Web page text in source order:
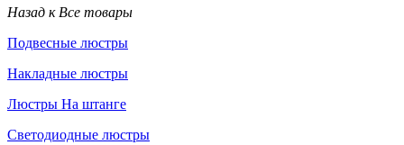
Назад к Все товары
Подвесные люстры
Накладные люстры
Люстры На штанге
Светодиодные люстры